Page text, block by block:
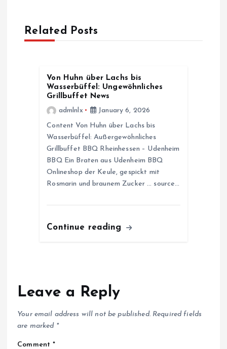
n
Related Posts
Von Huhn über Lachs bis
Wasserbüffel: Ungewöhnliches
Grillbuffet News
admlnlx
January 6, 2026
Content Von Huhn über Lachs bis
Wasserbüffel: Außergewöhnliches
Grillbuffet BBQ Rheinhessen – Udenheim
BBQ Ein Braten aus Udenheim BBQ
Onlineshop der Keule, gespickt mit
Rosmarin und braunem Zucker … source…
Continue reading
Leave a Reply
Your email address will not be published. Required fields
are marked *
Comment*